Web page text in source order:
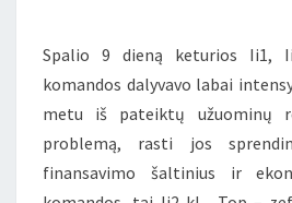
Spalio 9 dieną keturios
komandos dalyvavo labai
metu iš pateiktų užuominų
problemą, rasti jos
finansavimo šaltinius ir